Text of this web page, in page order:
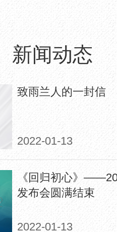
新闻动态
致雨兰人的一封信
2022-01-13
《回归初心》
发布会圆满结束
2022-01-13